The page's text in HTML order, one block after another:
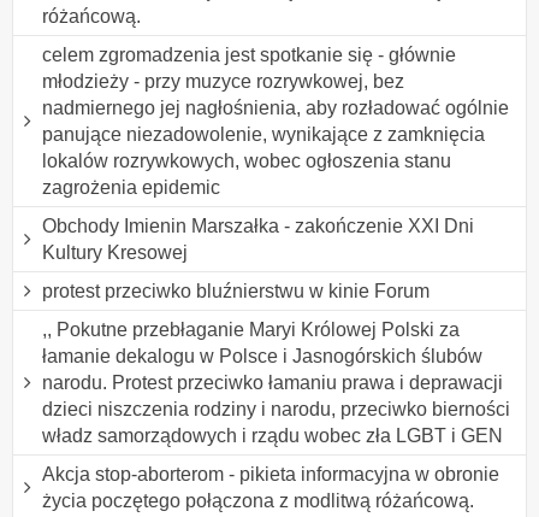
różańcową.
celem zgromadzenia jest spotkanie się - głównie
młodzieży - przy muzyce rozrywkowej, bez
nadmiernego jej nagłośnienia, aby rozładować ogólnie
panujące niezadowolenie, wynikające z zamknięcia
lokalów rozrywkowych, wobec ogłoszenia stanu
zagrożenia epidemic
Obchody Imienin Marszałka - zakończenie XXI Dni
Kultury Kresowej
protest przeciwko bluźnierstwu w kinie Forum
,, Pokutne przebłaganie Maryi Królowej Polski za
łamanie dekalogu w Polsce i Jasnogórskich ślubów
narodu. Protest przeciwko łamaniu prawa i deprawacji
dzieci niszczenia rodziny i narodu, przeciwko bierności
władz samorządowych i rządu wobec zła LGBT i GEN
Akcja stop-aborterom - pikieta informacyjna w obronie
życia poczętego połączona z modlitwą różańcową.